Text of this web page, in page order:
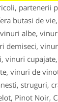
partenerii
butasi de
albe,
demiseci,
vinuri
vinuri de
struguri,
Pinot Noir,